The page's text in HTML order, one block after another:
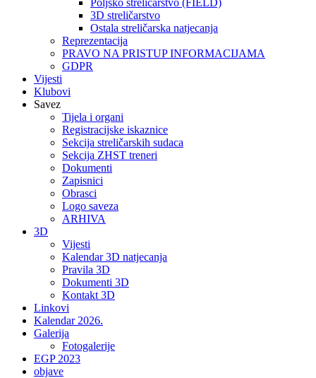
Poljsko streličarstvo (FIELD)
3D streličarstvo
Ostala streličarska natjecanja
Reprezentacija
PRAVO NA PRISTUP INFORMACIJAMA
GDPR
Vijesti
Klubovi
Savez
Tijela i organi
Registracijske iskaznice
Sekcija streličarskih sudaca
Sekcija ZHST treneri
Dokumenti
Zapisnici
Obrasci
Logo saveza
ARHIVA
3D
Vijesti
Kalendar 3D natjecanja
Pravila 3D
Dokumenti 3D
Kontakt 3D
Linkovi
Kalendar 2026.
Galerija
Fotogalerije
EGP 2023
objave